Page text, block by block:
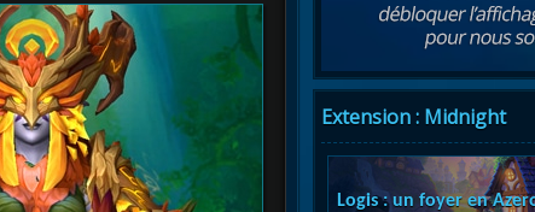
Extension : Midnight
Logis : un foyer en